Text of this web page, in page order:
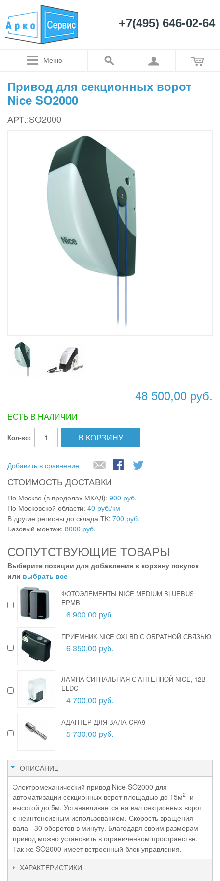
+7(495) 646-02-64
Меню
Привод для секционных ворот
Nice SO2000
АРТ.:SO2000
48 500,00 руб.
ЕСТЬ В НАЛИЧИИ
Кол-во: В КОРЗИНУ
Добавить в сравнение
СТОИМОСТЬ ДОСТАВКИ
По Москве (в пределах МКАД): 900 руб.
По Московской области: 40 руб./км
В другие регионы до склада ТК: 700 руб.
Базовый монтаж: 8000 руб.
СОПУТСТВУЮЩИЕ ТОВАРЫ
Выберите позиции для добавления в корзину покупок
или выбрать все
ФОТОЭЛЕМЕНТЫ NICE MEDIUM BLUEBUS
EPMB
6 900,00 руб.
ПРИЕМНИК NICE OXI BD С ОБРАТНОЙ СВЯЗЬЮ
6 350,00 руб.
ЛАМПА СИГНАЛЬНАЯ С АНТЕННОЙ NICE, 12В
ELDC
4 700,00 руб.
АДАПТЕР ДЛЯ ВАЛА CRA9
5 730,00 руб.
ОПИСАНИЕ
Электромеханический привод Nice SO2000 для
автоматизации секционных ворот площадью до 15м2 и
высотой до 5м. Устанавливается на вал секционных ворот
с неинтенсивным использованием. Скорость вращения
вала - 30 оборотов в минуту. Благодаря своим размерам
привод можно установить в ограниченном пространстве.
Так же SO2000 имеет встроенный блок управления.
ХАРАКТЕРИСТИКИ